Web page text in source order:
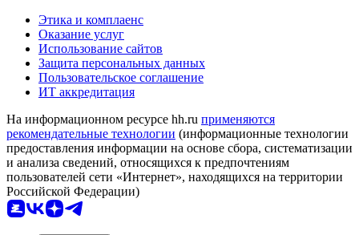
Этика и комплаенс
Оказание услуг
Использование сайтов
Защита персональных данных
Пользовательское соглашение
ИТ аккредитация
На информационном ресурсе hh.ru применяются
рекомендательные технологии (информационные технологии
предоставления информации на основе сбора, систематизации
и анализа сведений, относящихся к предпочтениям
пользователей сети «Интернет», находящихся на территории
Российской Федерации)